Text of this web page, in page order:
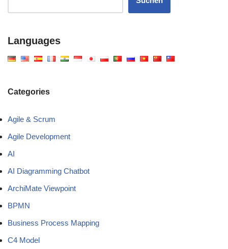
Languages
Categories
Agile & Scrum
Agile Development
AI
AI Diagramming Chatbot
ArchiMate Viewpoint
BPMN
Business Process Mapping
C4 Model